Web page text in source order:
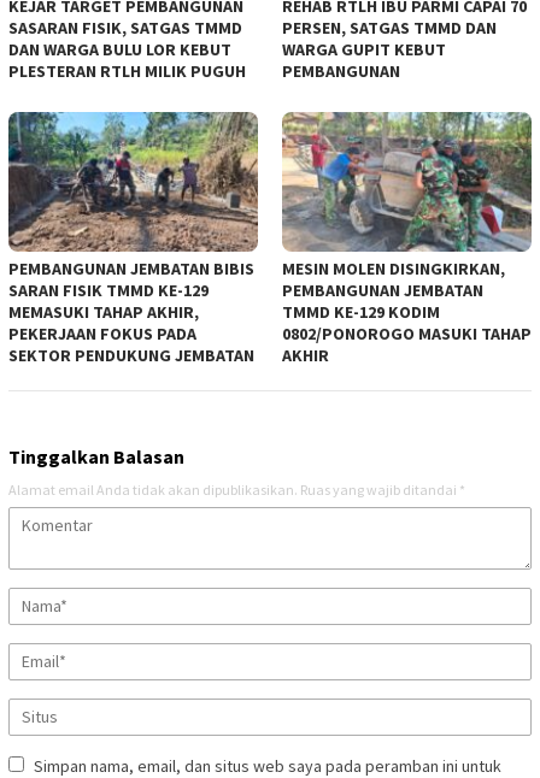
KEJAR TARGET PEMBANGUNAN
SASARAN FISIK, SATGAS TMMD
DAN WARGA BULU LOR KEBUT
PLESTERAN RTLH MILIK PUGUH
REHAB RTLH IBU PARMI CAPAI 70
PERSEN, SATGAS TMMD DAN
WARGA GUPIT KEBUT
PEMBANGUNAN
PEMBANGUNAN JEMBATAN BIBIS
SARAN FISIK TMMD KE-129
MEMASUKI TAHAP AKHIR,
PEKERJAAN FOKUS PADA
SEKTOR PENDUKUNG JEMBATAN
MESIN MOLEN DISINGKIRKAN,
PEMBANGUNAN JEMBATAN
TMMD KE-129 KODIM
0802/PONOROGO MASUKI TAHAP
AKHIR
Tinggalkan Balasan
Alamat email Anda tidak akan dipublikasikan. Ruas yang wajib ditandai *
Simpan nama, email, dan situs web saya pada peramban ini untuk